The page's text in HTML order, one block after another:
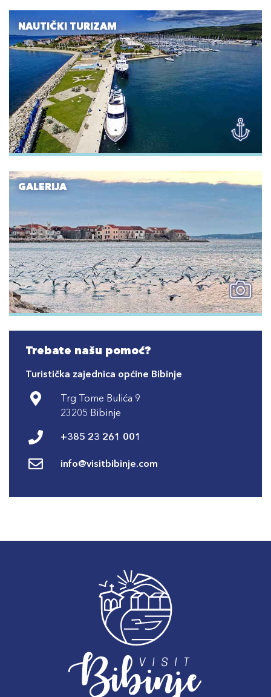
NAUTIČKI TURIZAM
GALERIJA
Trebate našu pomoć?
Turistička zajednica općine Bibinje
Trg Tome Bulića 9
23205 Bibinje
+385 23 261 001
info@visitbibinje.com